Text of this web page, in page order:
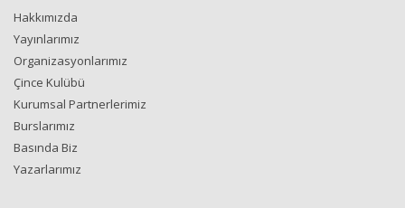
Hakkımızda
Yayınlarımız
Organizasyonlarımız
Çince Kulübü
Kurumsal Partnerlerimiz
Burslarımız
Basında Biz
Yazarlarımız